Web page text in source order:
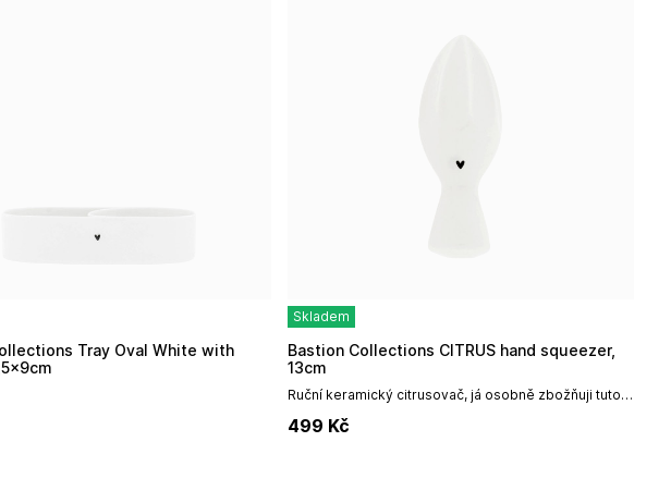
Skladem
Ruční keramický citrusovač, já osobně zbožňuji tuto
skvěle padne do ruky a samy s ním pohodlně...
Bastion Collections CITRUS hand squeezer,
13cm
499 Kč